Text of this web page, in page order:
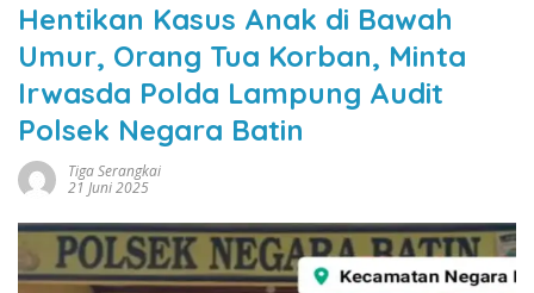
Hentikan Kasus Anak di Bawah
Umur, Orang Tua Korban, Minta
Irwasda Polda Lampung Audit
Polsek Negara Batin
Tiga Serangkai
21 Juni 2025